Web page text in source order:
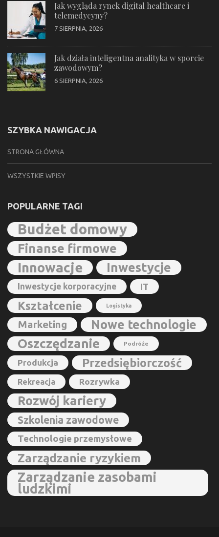
Jak wygląda rynek digital healthcare i
telemedycyny?
7 SIERPNIA, 2026
Jak działa inteligentna analityka w sporcie
zawodowym?
6 SIERPNIA, 2026
SZYBKA NAWIGACJA
STRONA GŁÓWNA
WSZYSTKIE WPISY
POPULARNE TAGI
Budżet domowy
Finanse firmowe
Innowacje Inwestycje
Inwestycje korporacyjne IT
Kształcenie Logistyka
Marketing Nowe technologie
Oszczędzanie Podróże
Produkcja Przedsiębiorczość
Rekreacja Rozrywka
Rozwój kariery
Szkolenia zawodowe
Technologie przemysłowe
Zarządzanie ryzykiem
Zarządzanie zasobami
ludzkimi